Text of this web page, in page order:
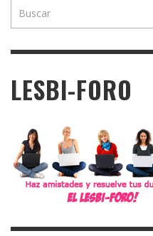
LESBI-FORO